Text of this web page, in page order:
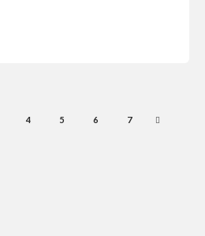
4 5 6 7 NEXT